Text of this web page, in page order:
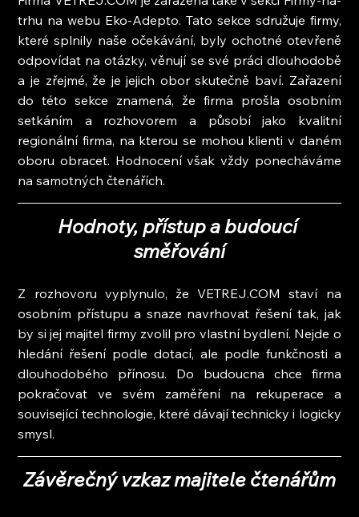
trhu na webu Eko-Adepto. Tato sekce sdružuje firmy,
které splnily naše očekávání, byly ochotné otevřeně
odpovídat na otázky, věnují se své práci dlouhodobě
a je zřejmé, že je jejich obor skutečně baví. Zařazení
do této sekce znamená, že firma prošla osobním
setkáním a rozhovorem a působí jako kvalitní
regionální firma, na kterou se mohou klienti v daném
oboru obracet. Hodnocení však vždy ponecháváme
na samotných čtenářích.
Hodnoty, přístup a budoucí
směřování
Z rozhovoru vyplynulo, že VETREJ.COM staví na
osobním přístupu a snaze navrhovat řešení tak, jak
by si jej majitel firmy zvolil pro vlastní bydlení. Nejde o
hledání řešení podle dotací, ale podle funkčnosti a
dlouhodobého přínosu. Do budoucna chce firma
pokračovat ve svém zaměření na rekuperace a
související technologie, které dávají technicky i logicky
smysl.
Závěrečný vzkaz majitele čtenářům